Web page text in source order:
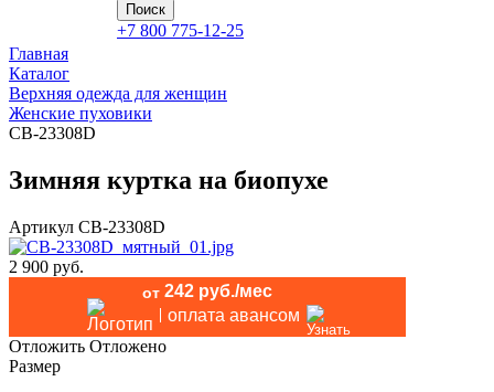
+7 800 775-12-25
Главная
Каталог
Верхняя одежда для женщин
Женские пуховики
CB-23308D
Зимняя куртка на биопухе
Артикул CB-23308D
2 900 руб.
от 242 руб./мес
оплата авансом
Отложить Отложено
Размер